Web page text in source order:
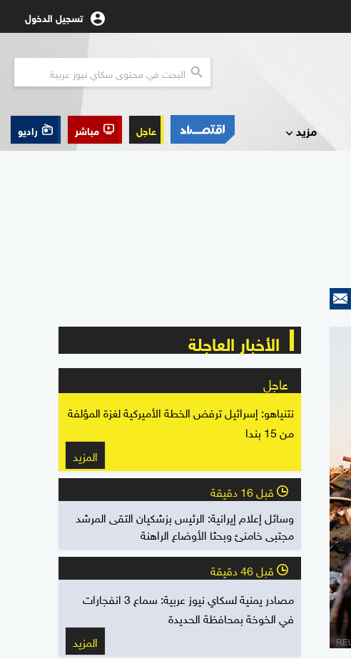
تسجيل الدخول
مزيد عاجل مباشر راديو
الأخبار العاجلة
عاجل
نتنياهو: إسرائيل ترفض الخطة الأميركية لغزة المؤلفة
من 15 بندا
المزيد
l قبل 16 دقيقة
وسائل إعلام إيرانية: الرئيس بزشكيان التقى المرشد
مجتبى خامنئ وبحثا الأوضاع الراهنة
l قبل 46 دقيقة
مصادر يمنية لسكاي نيوز عربية: سماع 3 انفجارات
في الخوخة بمحافظة الحديدة
المزيد